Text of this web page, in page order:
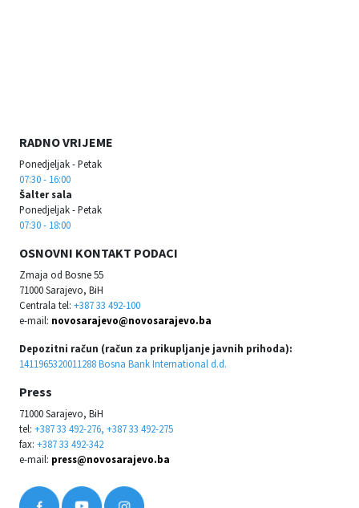
RADNO VRIJEME
Ponedjeljak - Petak
07:30 - 16:00
Šalter sala
Ponedjeljak - Petak
07:30 - 18:00
OSNOVNI KONTAKT PODACI
Zmaja od Bosne 55
71000 Sarajevo, BiH
Centrala tel: +387 33 492-100
e-mail: novosarajevo@novosarajevo.ba
Depozitni račun (račun za prikupljanje javnih prihoda):
1411965320011288 Bosna Bank International d.d.
Press
71000 Sarajevo, BiH
tel: +387 33 492-276, +387 33 492-275
fax: +387 33 492-342
e-mail: press@novosarajevo.ba